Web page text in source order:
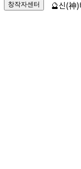
창작자센터 🔮신(神)